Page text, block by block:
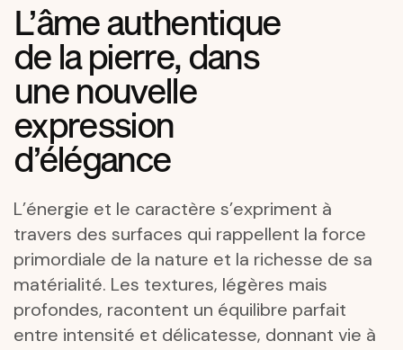
L’âme authentique
de la pierre, dans
une nouvelle
expression
d’élégance
L’énergie et le caractère s’expriment à
travers des surfaces qui rappellent la force
primordiale de la nature et la richesse de sa
matérialité. Les textures, légères mais
profondes, racontent un équilibre parfait
entre intensité et délicatesse, donnant vie à